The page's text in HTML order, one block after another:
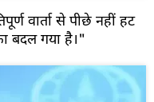
वार्ता से पीछे नहीं हट
बदल गया है।"